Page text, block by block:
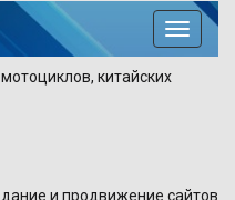
по
китайских
и продвижение сайтов